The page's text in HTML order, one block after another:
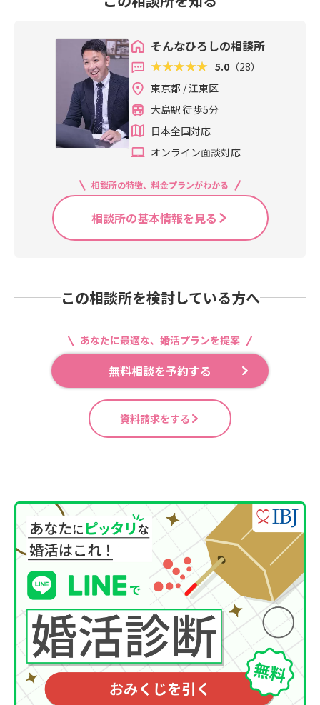
そんなひろしの相談所
5.0 （28）
東京都 / 江東区
大島駅 徒歩5分
日本全国対応
オンライン面談対応
相談所の特徴、料金プランがわかる
相談所の基本情報を見る
この相談所を検討している方へ
あなたに最適な、婚活プランを提案
無料相談を予約する
資料請求をする